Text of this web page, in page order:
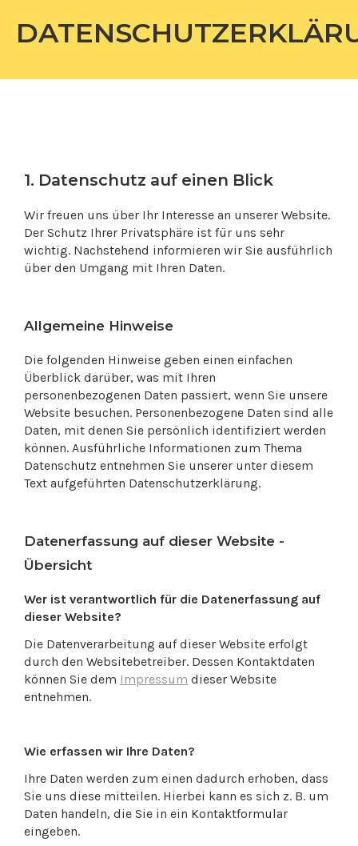
content
1. Datenschutz auf einen Blick
Wir freuen uns über Ihr Interesse an unserer Website.
Der Schutz Ihrer Privatsphäre ist für uns sehr
wichtig. Nachstehend informieren wir Sie ausführlich
über den Umgang mit Ihren Daten.
Allgemeine Hinweise
Die folgenden Hinweise geben einen einfachen
Überblick darüber, was mit Ihren
personenbezogenen Daten passiert, wenn Sie unsere
Website besuchen. Personenbezogene Daten sind alle
Daten, mit denen Sie persönlich identifiziert werden
können. Ausführliche Informationen zum Thema
Datenschutz entnehmen Sie unserer unter diesem
Text aufgeführten Datenschutzerklärung.
Datenerfassung auf dieser Website -
Übersicht
Wer ist verantwortlich für die Datenerfassung auf
dieser Website?
Die Datenverarbeitung auf dieser Website erfolgt
durch den Websitebetreiber. Dessen Kontaktdaten
können Sie dem Impressum dieser Website
entnehmen.
Wie erfassen wir Ihre Daten?
Ihre Daten werden zum einen dadurch erhoben, dass
Sie uns diese mitteilen. Hierbei kann es sich z. B. um
Daten handeln, die Sie in ein Kontaktformular
eingeben.